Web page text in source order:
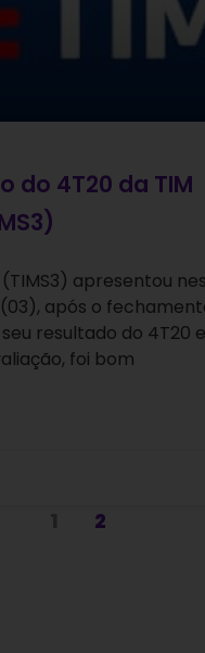
do 4T20 da TIM
(TIMS3) apresentou
após o
resultado do 4T20
foi bom
2